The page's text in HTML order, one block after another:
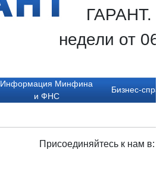
ГАРАНТ.
недели от
Информация Минфина
и ФНС
Бизнес-
Присоединяйтесь к нам в: